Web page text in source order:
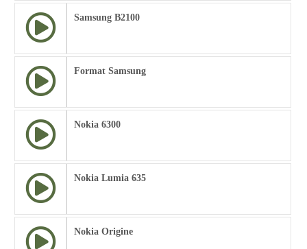
Samsung B2100
Format Samsung
Nokia 6300
Nokia Lumia 635
Nokia Origine